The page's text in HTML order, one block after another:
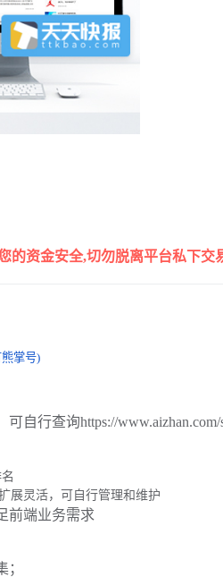
的资金安全,切勿脱离平台私下交
掌号)
可自行查询https://www.aizhan.com/
展灵活，可自行管理和维护
前端业务需求